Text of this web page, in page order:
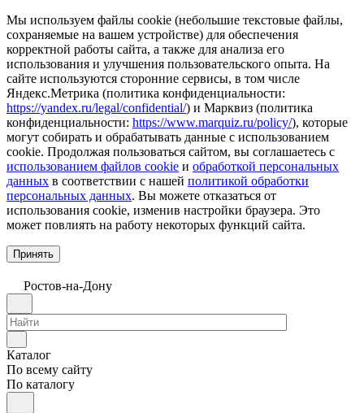
Мы используем файлы cookie (небольшие текстовые файлы,
сохраняемые на вашем устройстве) для обеспечения
корректной работы сайта, а также для анализа его
использования и улучшения пользовательского опыта. На
сайте используются сторонние сервисы, в том числе
Яндекс.Метрика (политика конфиденциальности:
https://yandex.ru/legal/confidential/) и Марквиз (политика
конфиденциальности: https://www.marquiz.ru/policy/), которые
могут собирать и обрабатывать данные с использованием
cookie. Продолжая пользоваться сайтом, вы соглашаетесь с
использованием файлов cookie и обработкой персональных
данных в соответствии с нашей политикой обработки
персональных данных. Вы можете отказаться от
использования cookie, изменив настройки браузера. Это
может повлиять на работу некоторых функций сайта.
Принять
Ростов-на-Дону
Каталог
По всему сайту
По каталогу